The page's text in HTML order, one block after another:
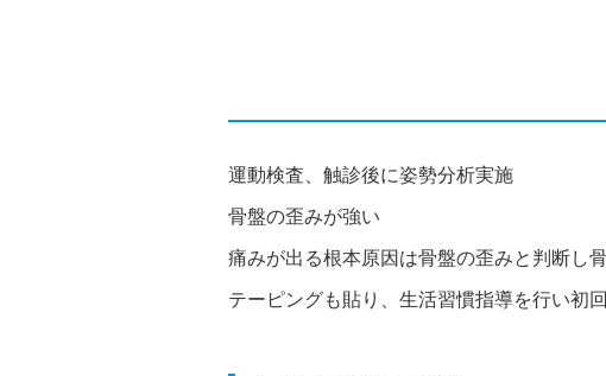
運動検査、触診後に姿勢分析実施
骨盤の歪みが強い
痛みが出る根本原因は骨盤の歪みと判断し
テーピングも貼り、生活習慣指導を行い初回